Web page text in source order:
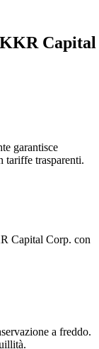
Capital
garantisce
tariffe trasparenti.
Capital Corp. con
a freddo.